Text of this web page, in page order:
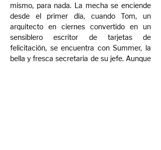
mismo, para nada. La mecha se enciende
desde el primer día, cuando Tom, un
arquitecto en ciernes convertido en un
sensiblero escritor de tarjetas de
felicitación, se encuentra con Summer, la
bella y fresca secretaria de su jefe. Aunque